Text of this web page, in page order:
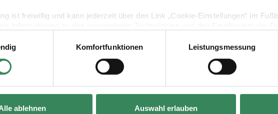
ist freiwillig und kann jederzeit über den Link „Cookie-Einstellungen“ im
Datenschutz Vertrag widerrufen
Komfortfunktionen Leistungsmessung
ablehnen Auswahl erlauben
Set Herz
Holzdekoanhänger-Set Schild
Hersteller: